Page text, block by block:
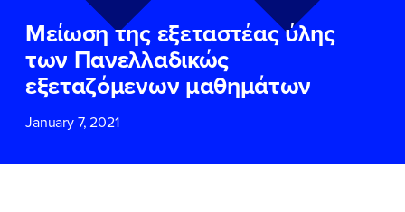
Μείωση της εξεταστέας ύλης
των Πανελλαδικώς
εξεταζόμενων μαθημάτων
January 7, 2021
ΕΠΙΘΕΤΟ*
ΤΗΛΕΦΩΝΟ *
EMAIL
ΕΠΙΘΕΤΟ*
ΤΗΛΕΦΩΝΟ
EMAIL